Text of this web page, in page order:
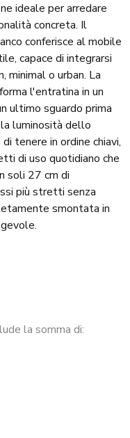
ideale per arredare
concreta. Il
conferisce al mobile
capace di integrarsi
minimal o urban. La
l'entratina in un
ultimo sguardo prima
la luminosità dello
tenere in ordine chiavi,
di uso quotidiano che
soli 27 cm di
più stretti senza
smontata in
la somma di: